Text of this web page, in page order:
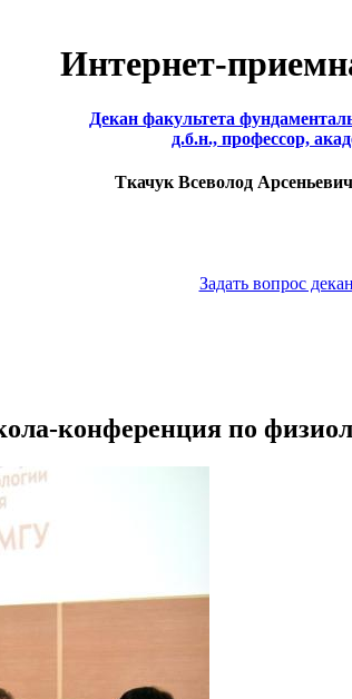
Интернет-
Декан факультета
д.б.н., профессор,
Ткачук Всеволод Арсеньевич
Задать вопрос
конференция по